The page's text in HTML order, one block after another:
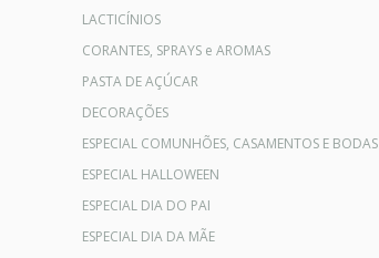
LACTICÍNIOS
CORANTES, SPRAYS e AROMAS
PASTA DE AÇÚCAR
DECORAÇÕES
ESPECIAL COMUNHÕES, CASAMENTOS E BODAS
ESPECIAL HALLOWEEN
ESPECIAL DIA DO PAI
ESPECIAL DIA DA MÃE